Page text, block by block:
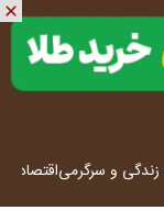
زندگی و سرگرمیاقتصاد